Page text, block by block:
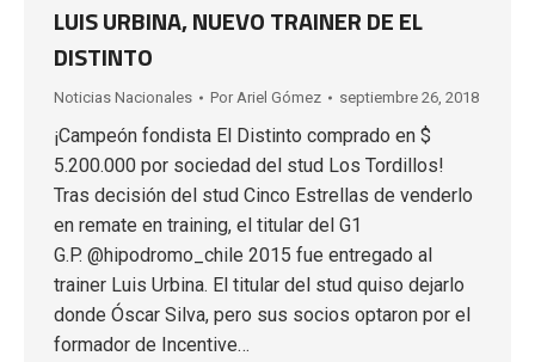
LUIS URBINA, NUEVO TRAINER DE EL
DISTINTO
Noticias Nacionales Por Ariel Gómez septiembre 26, 2018
¡Campeón fondista El Distinto comprado en $
5.200.000 por sociedad del stud Los Tordillos!
Tras decisión del stud Cinco Estrellas de venderlo
en remate en training, el titular del G1
G.P. @hipodromo_chile 2015 fue entregado al
trainer Luis Urbina. El titular del stud quiso dejarlo
donde Óscar Silva, pero sus socios optaron por el
formador de Incentive…